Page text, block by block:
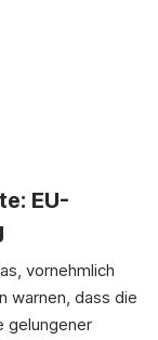
EU-
vornehmlich
warnen, dass die
gelungener